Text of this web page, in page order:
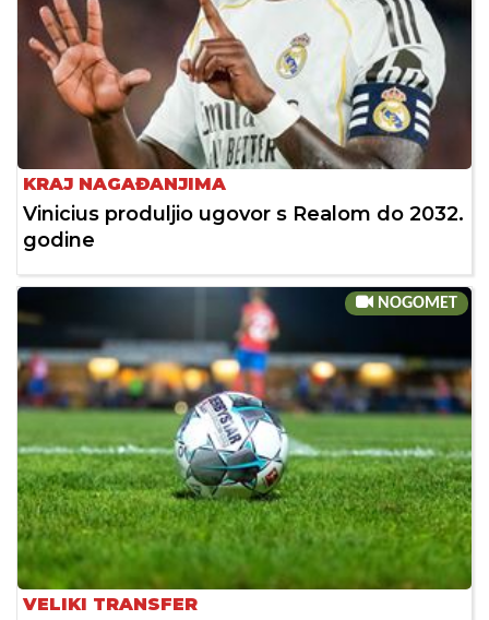
KRAJ NAGAĐANJIMA
Vinicius produljio ugovor s Realom do 2032.
godine
NOGOMET
VELIKI TRANSFER